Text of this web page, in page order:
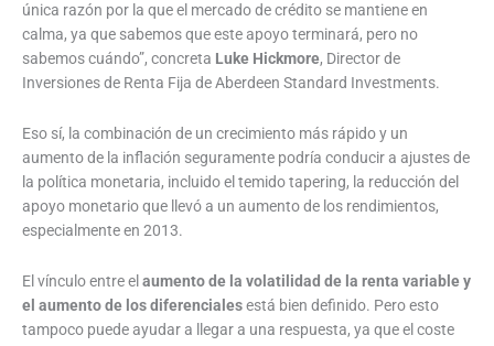
única razón por la que el mercado de crédito se mantiene en
calma, ya que sabemos que este apoyo terminará, pero no
sabemos cuándo”, concreta Luke Hickmore, Director de
Inversiones de Renta Fija de Aberdeen Standard Investments.
Eso sí, la combinación de un crecimiento más rápido y un
aumento de la inflación seguramente podría conducir a ajustes de
la política monetaria, incluido el temido tapering, la reducción del
apoyo monetario que llevó a un aumento de los rendimientos,
especialmente en 2013.
El vínculo entre el aumento de la volatilidad de la renta variable y
el aumento de los diferencialesestá bien definido. Pero esto
tampoco puede ayudar a llegar a una respuesta, ya que el coste